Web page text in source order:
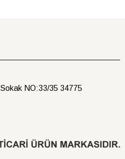
NO:33/35 34775